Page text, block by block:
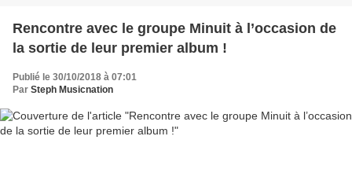
Rencontre avec le groupe Minuit à l’occasion de
la sortie de leur premier album !
Publié le 30/10/2018 à 07:01
Par Steph Musicnation